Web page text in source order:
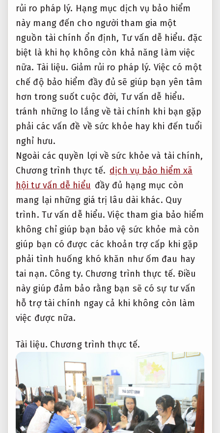
rủi ro pháp lý. Hạng mục dịch vụ bảo hiểm
này mang đến cho người tham gia một
nguồn tài chính ổn định, Tư vấn dễ hiểu. đặc
biệt là khi họ không còn khả năng làm việc
nữa. Tài liệu. Giảm rủi ro pháp lý. Việc có một
chế độ bảo hiểm đầy đủ sẽ giúp bạn yên tâm
hơn trong suốt cuộc đời, Tư vấn dễ hiểu.
tránh những lo lắng về tài chính khi bạn gặp
phải các vấn đề về sức khỏe hay khi đến tuổi
nghỉ hưu.
Ngoài các quyền lợi về sức khỏe và tài chính,
Chương trình thực tế. dịch vụ bảo hiểm xã
hội tư vấn dễ hiểu đầy đủ hạng mục còn
mang lại những giá trị lâu dài khác. Quy
trình. Tư vấn dễ hiểu. Việc tham gia bảo hiểm
không chỉ giúp bạn bảo vệ sức khỏe mà còn
giúp bạn có được các khoản trợ cấp khi gặp
phải tình huống khó khăn như ốm đau hay
tai nạn. Công ty. Chương trình thực tế. Điều
này giúp đảm bảo rằng bạn sẽ có sự tư vấn
hỗ trợ tài chính ngay cả khi không còn làm
việc được nữa.
Tài liệu. Chương trình thực tế.